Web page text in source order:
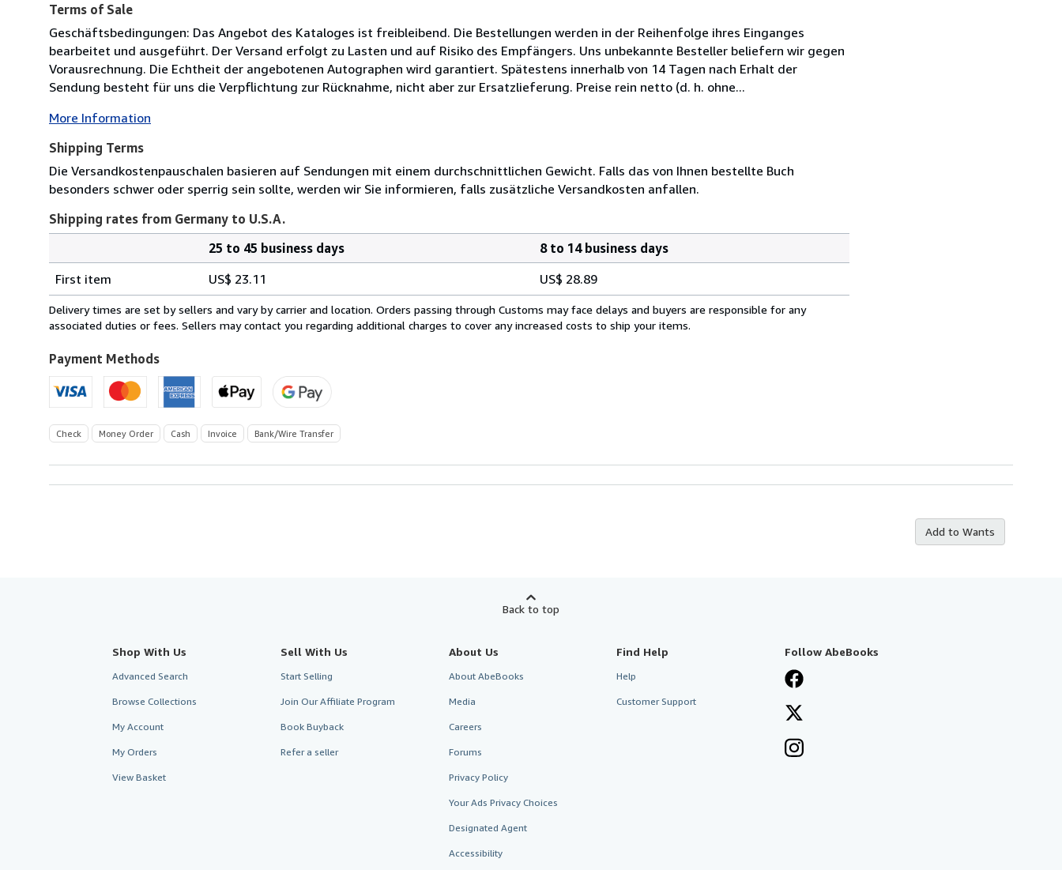
Terms of Sale
Geschäftsbedingungen: Das Angebot des Kataloges ist freibleibend. Die Bestellungen werden in der Reihenfolge ihres Einganges
bearbeitet und ausgeführt. Der Versand erfolgt zu Lasten und auf Risiko des Empfängers. Uns unbekannte Besteller beliefern wir gegen
Vorausrechnung. Die Echtheit der angebotenen Autographen wird garantiert. Spätestens innerhalb von 14 Tagen nach Erhalt der
Sendung besteht für uns die Verpflichtung zur Rücknahme, nicht aber zur Ersatzlieferung. Preise rein netto (d. h. ohne...
More Information
Shipping Terms
Die Versandkostenpauschalen basieren auf Sendungen mit einem durchschnittlichen Gewicht. Falls das von Ihnen bestellte Buch
besonders schwer oder sperrig sein sollte, werden wir Sie informieren, falls zusätzliche Versandkosten anfallen.
Shipping rates from Germany to U.S.A.
rates
from
Germany
U.S.A.
25 to 45 business days
8 to 14 business days
First item
US$ 23.11 US$ 28.89
Delivery times are set by sellers and vary by carrier and location. Orders passing through Customs may face delays and buyers are responsible for any
associated duties or fees. Sellers may contact you regarding additional charges to cover any increased costs to ship your items.
Payment Methods
Check Money Order Cash Invoice Bank/Wire Transfer
Add to Wants
Back to top
Shop With Us
Advanced Search
Browse Collections
My Account
My Orders
View Basket
Sell With Us
Start Selling
Join Our Affiliate Program
Book Buyback
Refer a seller
About Us
About AbeBooks
Media
Careers
Forums
Privacy Policy
Your Ads Privacy Choices
Designated Agent
Accessibility
Find Help
Help
Customer Support
Follow AbeBooks